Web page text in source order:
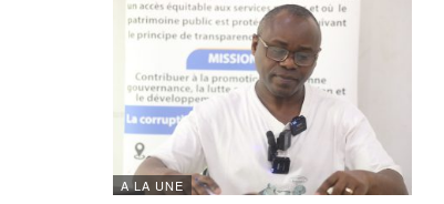
A LA UNE